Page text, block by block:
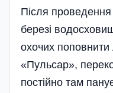
Після
березі
охочих
«Пульсар»,
постійно там